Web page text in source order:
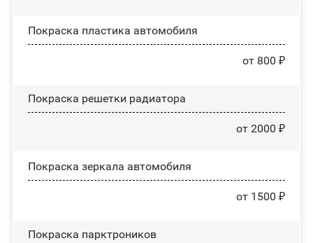
Покраска пластика автомобиля
от 800 ₽
Покраска решетки радиатора
от 2000 ₽
Покраска зеркала автомобиля
от 1500 ₽
Покраска парктроников